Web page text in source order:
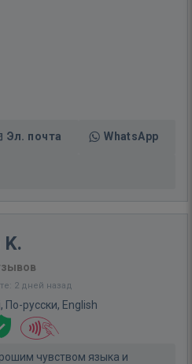
Эл. почта WhatsApp
2 дней назад
По-русски, English
чувством языка и